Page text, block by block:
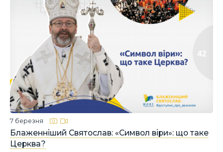
Блаженніший Святослав: «Символ віри»: що таке
Церква?
7 березня